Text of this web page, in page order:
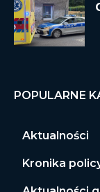
POPULARNE
Aktualności
Kronika